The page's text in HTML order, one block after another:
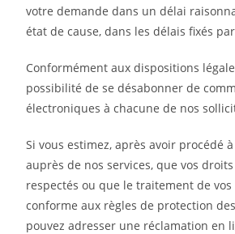
votre demande dans un délai
état de cause, dans les délais fixés
Conformément aux dispositions
possibilité de se désabonner de
électroniques à chacune de nos
Si vous estimez, après avoir procédé
auprès de nos services, que vos
respectés ou que le traitement de vos
conforme aux règles de protection
pouvez adresser une réclamation en